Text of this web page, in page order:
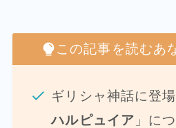
この記事を読むあ
ギリシャ神話に登
ハルピュイア 」に